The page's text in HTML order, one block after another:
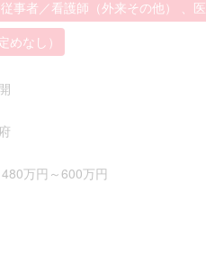
事者／看護師（外来その他） 、
めなし）
万円～600万円